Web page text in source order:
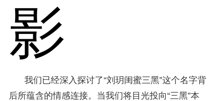
影
我们已经深入探讨了“刘玥闺蜜三黑”这个名字背
后所蕴含的情感连接。当我们将目光投向“三黑”本